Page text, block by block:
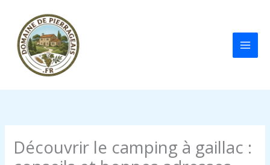
contenu
Découvrir le camping à gaillac :